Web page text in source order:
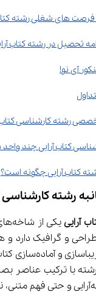
و فرصت های شغلی رشته
تحصیل در رشته کتاب
آی نو!
رشته کارشناسی
کتاب آرایی چند واحد
رشته کتاب آرایی چگونه است؟
رشته کارشناسی
آرایی
یکی
بر طراحی و گرافیک
متخصصانی برای
با ترکیب عناصر
تصویرسازی، صفحه‌آرایی و حتی